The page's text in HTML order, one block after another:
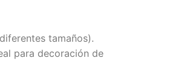
tamaños).
para decoración de